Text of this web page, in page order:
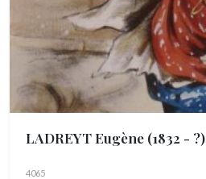
LADREYT Eugène (1832 - ?)
4065